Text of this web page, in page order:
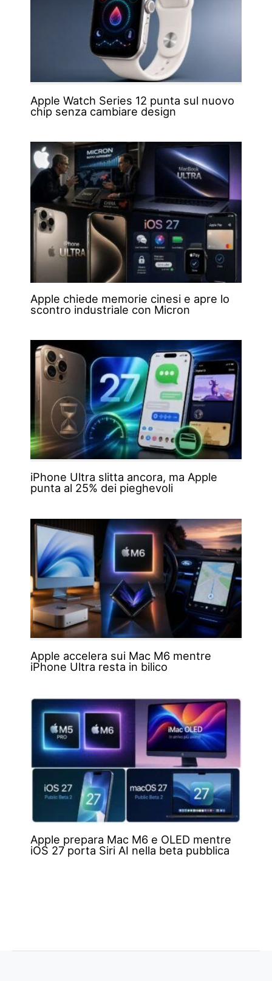
Apple Watch Series 12 punta sul nuovo
chip senza cambiare design
Apple chiede memorie cinesi e apre lo
scontro industriale con Micron
iPhone Ultra slitta ancora, ma Apple
punta al 25% dei pieghevoli
Apple accelera sui Mac M6 mentre
iPhone Ultra resta in bilico
Apple prepara Mac M6 e OLED mentre
iOS 27 porta Siri AI nella beta pubblica